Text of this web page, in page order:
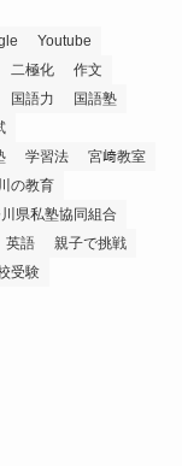
Youtube
二極化
作文
国語力
国語塾
学習法
宮﨑教室
の教育
県私塾協同組合
英語
親子で挑戦
受験